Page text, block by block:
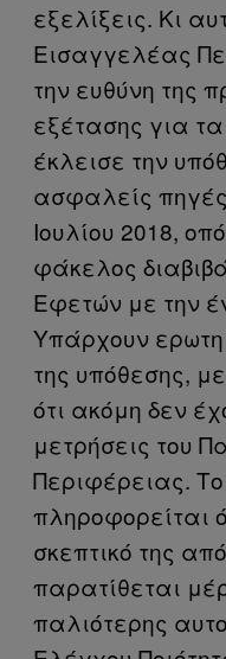
εξελίξεις. Κι
Εισαγγελέας
την ευθύνη της
εξέτασης για
έκλεισε την
ασφαλείς
Ιουλίου 2018,
φάκελος
Εφετών με την
Υπάρχουν
της υπόθεσης,
ότι ακόμη δεν
μετρήσεις του
Περιφέρειας.
πληροφορείται
σκεπτικό της
παρατίθεται
παλιότερης